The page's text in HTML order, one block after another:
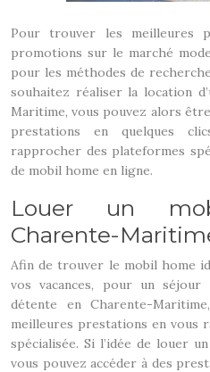
Pour trouver les meilleures
promotions sur le marché
pour les méthodes de
souhaitez réaliser la location
Maritime, vous pouvez alors
prestations en quelques
rapprocher des plateformes
de mobil home en ligne.
Louer un
Charente-
Afin de trouver le mobil home
vos vacances, pour un
détente en Charente-
meilleures prestations en vous
spécialisée. Si l’idée de louer un
vous pouvez accéder à des